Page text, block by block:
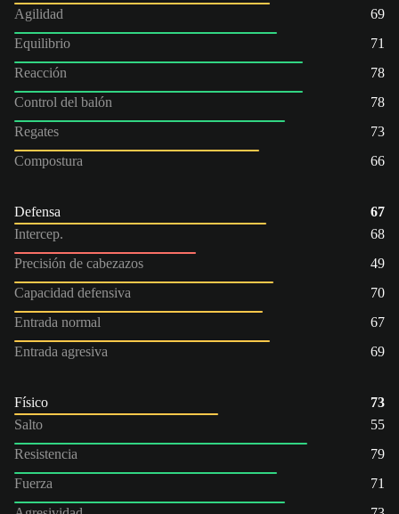
Agilidad
69
Equilibrio
71
Reacción
78
Control del balón
78
Regates
73
Compostura
66
Defensa
67
Intercep.
68
Precisión de cabezazos
49
Capacidad defensiva
70
Entrada normal
67
Entrada agresiva
69
Físico
73
Salto
55
Resistencia
79
Fuerza
71